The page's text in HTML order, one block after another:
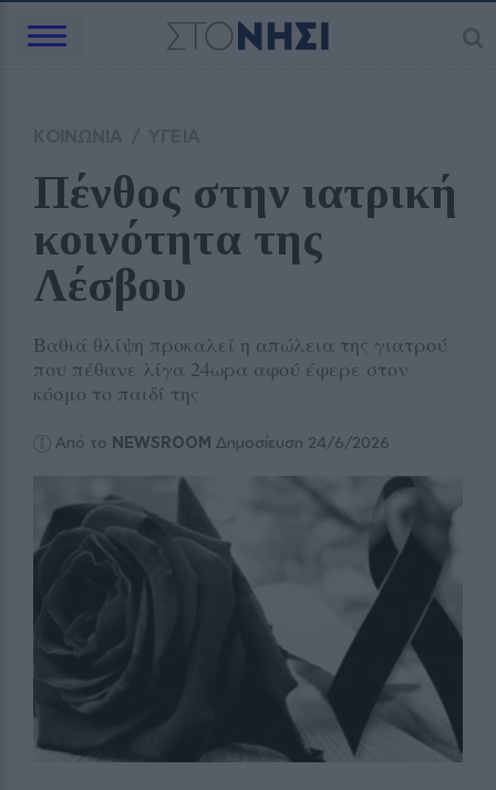
Πένθος στην ιατρική
κοινότητα της
Λέσβου
Βαθιά θλίψη προκαλεί η απώλεια της γιατρού
που πέθανε λίγα 24ωρα αφού έφερε στον
κόσμο το παιδί της
Από το NEWSROOM Δημοσίευση 24/6/2026